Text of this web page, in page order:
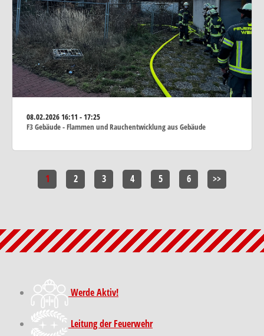
08.02.202616:11 - 17:25
F3 Gebäude - Flammen und Rauchentwicklung aus Gebäude
1 2 3 4 5 6 >>
Werde Aktiv!
Leitung der Feuerwehr